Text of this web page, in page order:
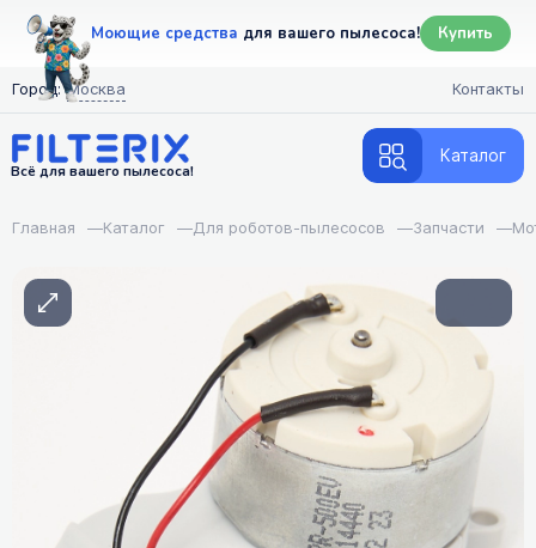
Моющие средства для вашего пылесоса! Купить
Город: Москва Контакты
Всё для вашего пылесоса!
Каталог
Главная —Каталог —Для роботов-пылесосов —Запчасти —